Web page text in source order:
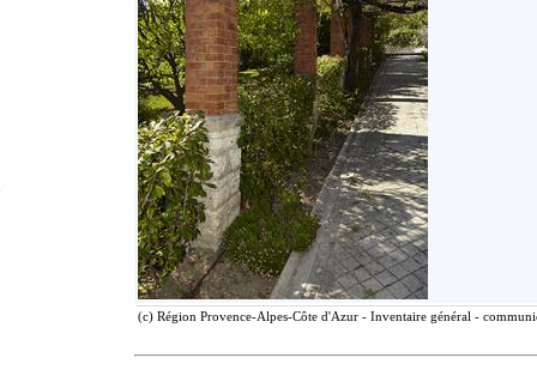
(c) Région Provence-Alpes-Côte d'Azur - Inventaire général -